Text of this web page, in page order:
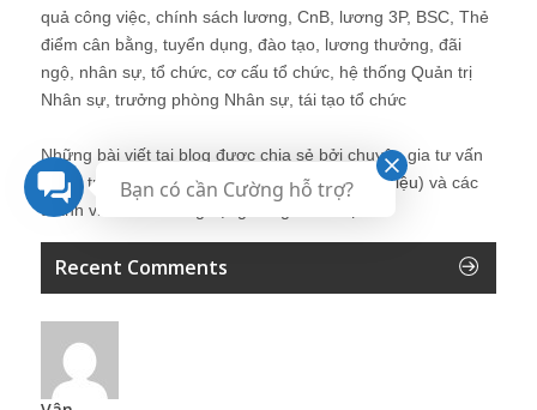
quả công việc, chính sách lương, CnB, lương 3P, BSC, Thẻ
điểm cân bằng, tuyển dụng, đào tạo, lương thưởng, đãi
ngộ, nhân sự, tổ chức, cơ cấu tổ chức, hệ thống Quản trị
Nhân sự, trưởng phòng Nhân sự, tái tạo tổ chức
Những bài viết tại blog được chia sẻ bởi chuyên gia tư vấn
Quản trị Nhân sự Nguyễn Hùng Cường (giới thiệu) và các
thành viên khác trong cộng đồng Nhân sự.
Recent Comments
Bạn có cần Cường hỗ trợ?